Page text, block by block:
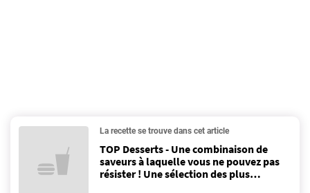
La recette se trouve dans cet article
TOP Desserts - Une combinaison de
saveurs à laquelle vous ne pouvez pas
résister ! Une sélection des plus